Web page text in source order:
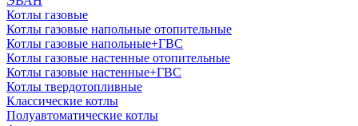
Котлы газовые
Котлы газовые напольные отопительные
Котлы газовые напольные+ГВС
Котлы газовые настенные отопительные
Котлы газовые настенные+ГВС
Котлы твердотопливные
Классические котлы
Полуавтоматические котлы